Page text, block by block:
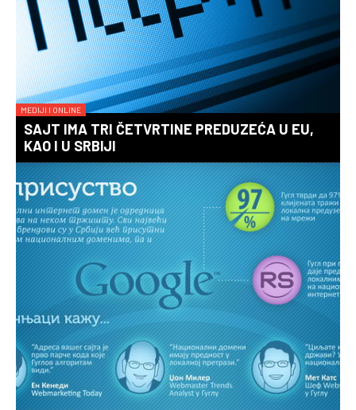
MEDIJI I ONLINE
SAJT IMA TRI ČETVRTINE PREDUZEĆA U EU,
KAO I U SRBIJI